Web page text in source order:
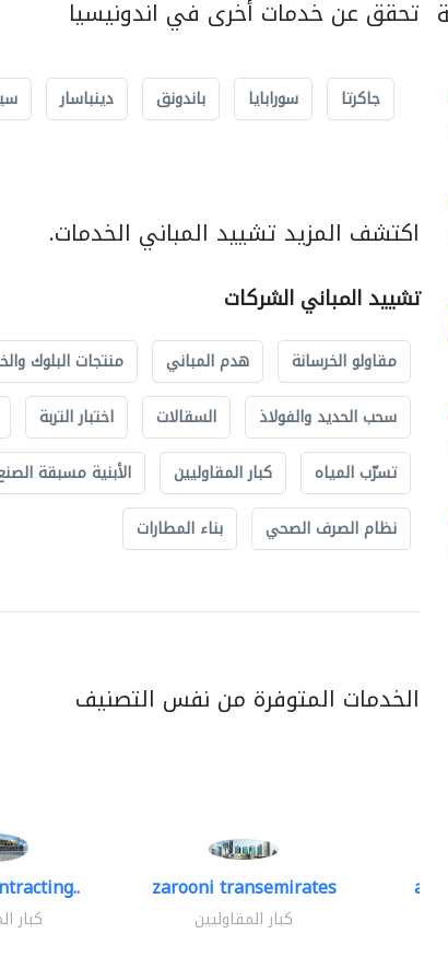
تحقق عن خدمات أخرى في اندونيسيا
جاكرتا سورابايا باندونق دينباسار
اكتشف المزيد تشييد المباني الخدمات.
تشييد المباني الشركات
مقاولو الخرسانة هدم المباني منتجات البلوك
سحب الحديد والفولاذ
السقالات اختبار التربة
تسرّب المياه
كبار المقاوليين الأبنية مسبقة
نظام الصرف الصحي
بناء المطارات
الخدمات المتوفرة من نفس التصنيف
كبار
zarooni transemirates
كبار المقاوليين